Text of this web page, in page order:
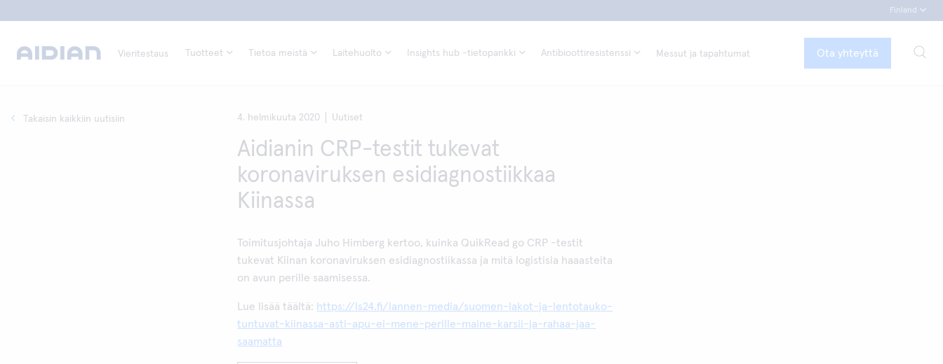
Finland
Vieritestaus Tuotteet Tietoa meistä Laitehuolto Insights hub -tietopankki Antibioottiresistenssi Messut ja tapahtumat Ota yhteyttä
Takaisin kaikkiin uutisiin 4. helmikuuta 2020 Uutiset
Aidianin CRP-testit tukevat
koronaviruksen esidiagnostiikkaa
Kiinassa
Toimitusjohtaja Juho Himberg kertoo, kuinka QuikRead go CRP -testit
tukevat Kiinan koronaviruksen esidiagnostiikassa ja mitä logistisia haaasteita
on avun perille saamisessa.
Lue lisää täältä: https://ls24.fi/lannen-media/suomen-lakot-ja-lentotauko-
tuntuvat-kiinassa-asti-apu-ei-mene-perille-maine-karsii-ja-rahaa-jaa-
saamatta